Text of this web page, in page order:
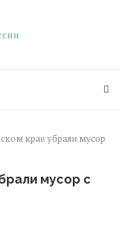
крае убрали мусор
мусор с